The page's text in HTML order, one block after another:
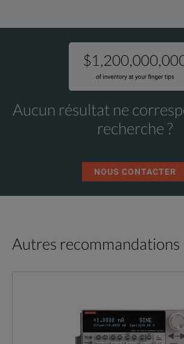
Aucun résultat ne
recherche ?
NOUS CONTACTER
Autres recommandations